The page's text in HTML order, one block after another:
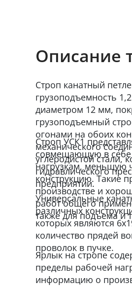
Описание
Строп канатный
грузоподъемность
диаметром 12 мм,
грузоподъемный
огонами на обоих
механического
углеродистой стали,
гидравлического
предприятии.
Строп УСК1
совмещающую в себе
нагрузкам, меньшую
конструкцию. Такие
производстве и
работ общего
также для подъема и
Универсальные
различных
которых являются
количество прядей
проволок в пучке.
Ярлык на стропе
пределы рабочей
информацию о